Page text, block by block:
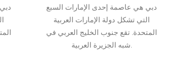
دبي هي عاصمة إحدى الإمارات السبع
التي تشكل دولة الإمارات العربية
المتحدة. تقع جنوب الخليج العربي في
شبه الجزيرة العربية.